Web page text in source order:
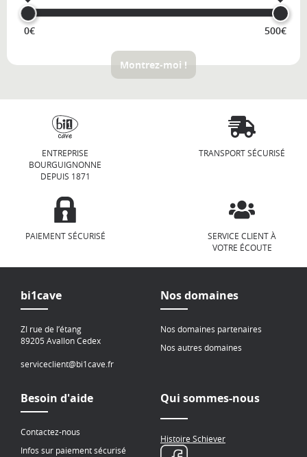
0€ 500€
Montrez-moi !
ENTREPRISE
BOURGUIGNONNE
DEPUIS 1871
TRANSPORT SÉCURISÉ
PAIEMENT SÉCURISÉ
SERVICE CLIENT À
VOTRE ÉCOUTE
bi1cave
ZI rue de l’étang
89205 Avallon Cedex
serviceclient@bi1cave.fr
Nos domaines
Nos domaines partenaires
Nos autres domaines
Besoin d'aide
Contactez-nous
Infos sur paiement sécurisé
Qui sommes-nous
Histoire Schiever